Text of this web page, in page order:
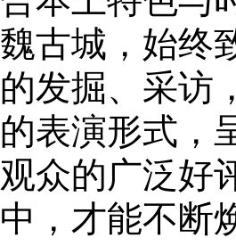
魏古城，始终
的发掘、采访
的表演形式，
观众的广泛好
中，才能不断